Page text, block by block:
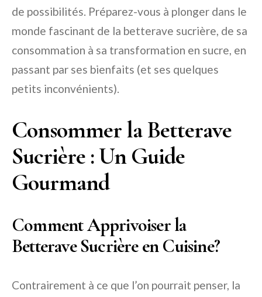
de possibilités. Préparez-vous à plonger dans le
monde fascinant de la betterave sucrière, de sa
consommation à sa transformation en sucre, en
passant par ses bienfaits (et ses quelques
petits inconvénients).
Consommer la Betterave
Sucrière : Un Guide
Gourmand
Comment Apprivoiser la
Betterave Sucrière en Cuisine?
Contrairement à ce que l’on pourrait penser, la